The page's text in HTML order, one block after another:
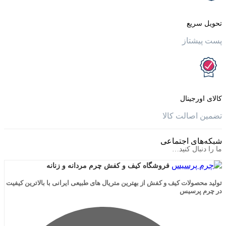
کالا
اجتماعی
کنید…
فروشگاه کیف و کفش چرم مردانه و زنانه
کیف و کفش از بهترین متریال های طبیعی ایرانی با بالاترین کیفیت